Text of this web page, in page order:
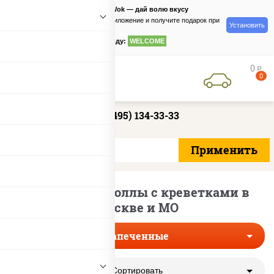
PizzaSushiWok — дай волю вкусу
Скачайте приложение и получите подарок при
по промокоду: WELCOME
Установить
0 руб
0
+7 (495) 134-33-33
Запеченные роллы с креветками в
Москве и МО
Запеченные
Сортировать